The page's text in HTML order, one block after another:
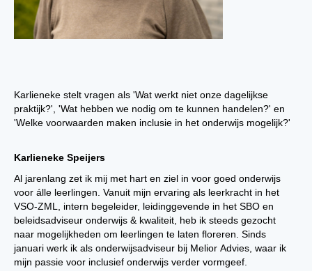
Karlieneke stelt vragen als 'Wat werkt niet onze dagelijkse
praktijk?', 'Wat hebben we nodig om te kunnen handelen?' en
'Welke voorwaarden maken inclusie in het onderwijs mogelijk?'
Karlieneke Speijers
Al jarenlang zet ik mij met hart en ziel in voor goed onderwijs
voor álle leerlingen. Vanuit mijn ervaring als leerkracht in het
VSO-ZML, intern begeleider, leidinggevende in het SBO en
beleidsadviseur onderwijs & kwaliteit, heb ik steeds gezocht
naar mogelijkheden om leerlingen te laten floreren. Sinds
januari werk ik als onderwijsadviseur bij Melior Advies, waar ik
mijn passie voor inclusief onderwijs verder vormgeef.